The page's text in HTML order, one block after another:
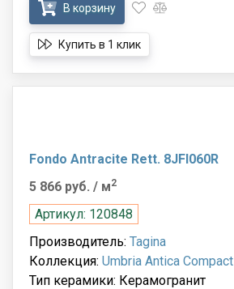
В корзину
Купить в 1 клик
Fondo Antracite Rett. 8JFI060R
5 866 руб. / м2
Артикул: 120848
Производитель: Tagina
Коллекция: Umbria Antica Compact
Тип керамики: Керамогранит